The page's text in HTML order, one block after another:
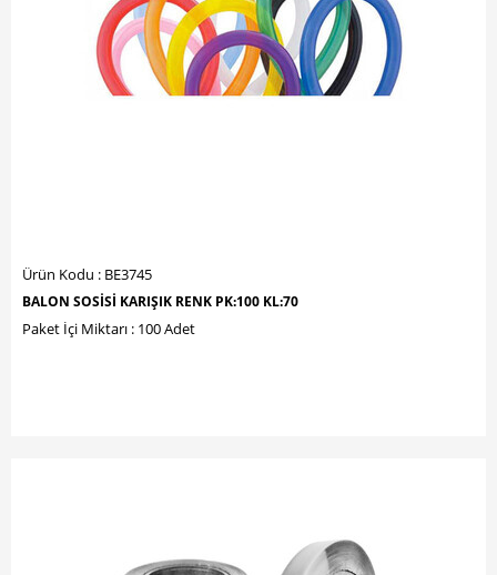
Ürün Kodu : BE3745
BALON SOSİSİ KARIŞIK RENK PK:100 KL:70
Paket İçi Miktarı : 100 Adet